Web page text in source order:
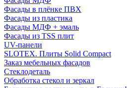
Фасады в плёнке ПВХ
Фасады из пластика
Фасады МДФ + эмаль
Фасады из TSS плит
UV-панели
SLOTEX. Плиты Solid Compact
Заказ мебельных фасадов
Стеклодеталь
Обработка стекол и зеркал